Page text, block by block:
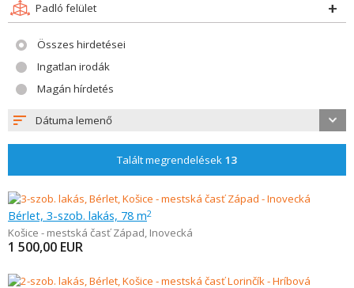
Padló felület
Összes hirdetései
Ingatlan irodák
Magán hírdetés
Dátuma lemenő
Talált megrendelések 13
Bérlet, 3-szob. lakás, 78 m2
Košice - mestská časť Západ, Inovecká
1 500,00 EUR